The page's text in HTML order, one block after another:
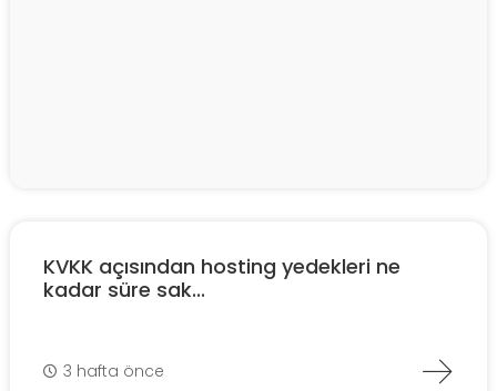
KVKK açısından hosting yedekleri ne
kadar süre sak...
3 hafta önce